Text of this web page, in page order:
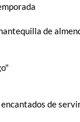
de
de